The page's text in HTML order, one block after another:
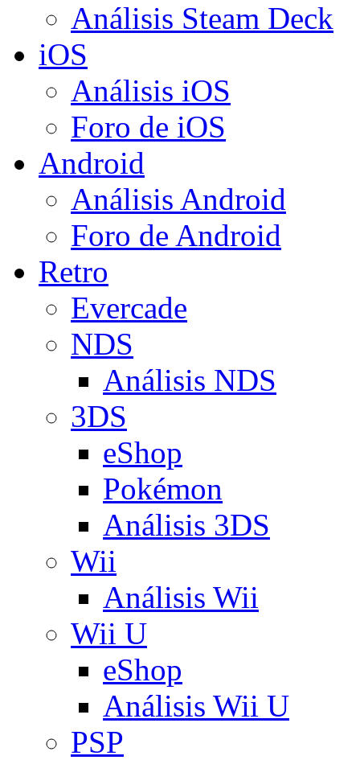
Análisis Steam Deck
iOS
Análisis iOS
Foro de iOS
Android
Análisis Android
Foro de Android
Retro
Evercade
NDS
Análisis NDS
3DS
eShop
Pokémon
Análisis 3DS
Wii
Análisis Wii
Wii U
eShop
Análisis Wii U
PSP